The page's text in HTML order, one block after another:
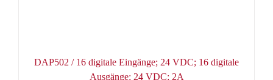
DAP502 / 16 digitale Eingänge; 24 VDC; 16 digitale
Ausgänge; 24 VDC; 2A